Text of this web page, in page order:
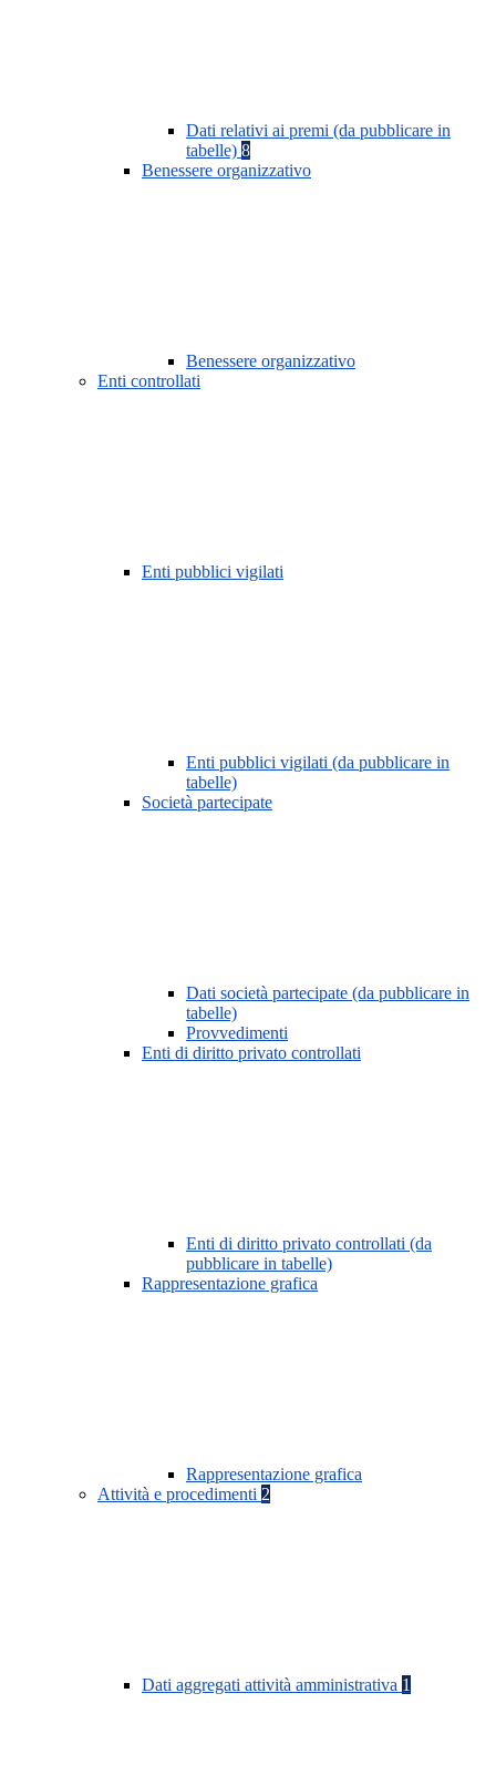
Dati relativi ai premi (da pubblicare in
tabelle) 8
Benessere organizzativo
Benessere organizzativo
Enti controllati
Enti pubblici vigilati
Enti pubblici vigilati (da pubblicare in
tabelle)
Società partecipate
Dati società partecipate (da pubblicare in
tabelle)
Provvedimenti
Enti di diritto privato controllati
Enti di diritto privato controllati (da
pubblicare in tabelle)
Rappresentazione grafica
Rappresentazione grafica
Attività e procedimenti 2
Dati aggregati attività amministrativa 1